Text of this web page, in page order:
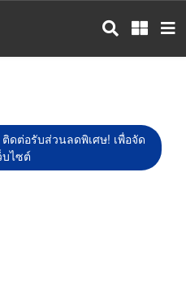
ดต่อรับส่วนลดพิเศษ! เพื่อจัด
บไซต์